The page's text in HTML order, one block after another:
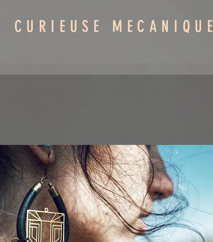
CURIEUSE MECANIQUE